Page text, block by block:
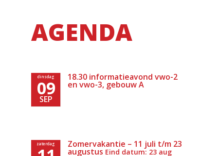
AGENDA
dinsdag
09
SEP
18.30 informatieavond vwo-2
en vwo-3, gebouw A
zaterdag Zomervakantie – 11 juli t/m 23
augustus Eind datum: 23 aug